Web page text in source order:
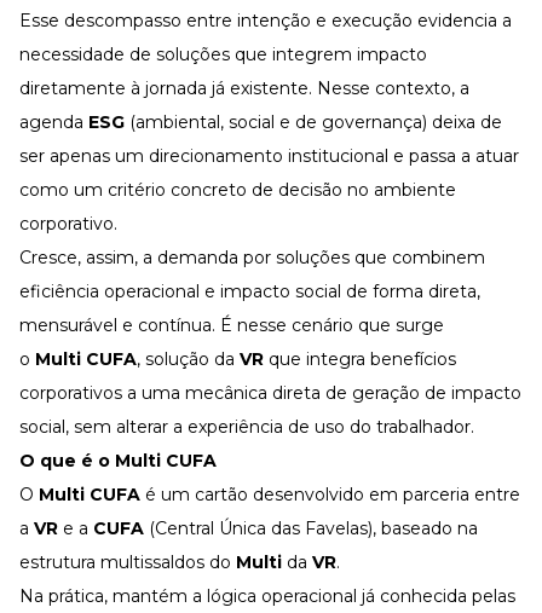
Materiais Gratuitos
Confira nossos materiais
E-book
Aprofunde seu conhecimento
Ferramentas e Templates
Infográfico
Conteúdo prático e rápido
Materiais centralizados
Lives
Newsletters
Esse descompasso entre intenção e execução evidencia a
necessidade de soluções que integrem impacto
diretamente à jornada já existente. Nesse contexto, a
agenda ESG (ambiental, social e de governança) deixa de
ser apenas um direcionamento institucional e passa a atuar
como um critério concreto de decisão no ambiente
corporativo.
Cresce, assim, a demanda por soluções que combinem
eficiência operacional e impacto social de forma direta,
mensurável e contínua. É nesse cenário que surge
o Multi CUFA, solução da VR que integra benefícios
corporativos a uma mecânica direta de geração de impacto
social, sem alterar a experiência de uso do trabalhador.
O que é o Multi CUFA
O Multi CUFA é um cartão desenvolvido em parceria entre
a VR e a CUFA (Central Única das Favelas), baseado na
estrutura multissaldos do Multi da VR.
Na prática, mantém a lógica operacional já conhecida pelas